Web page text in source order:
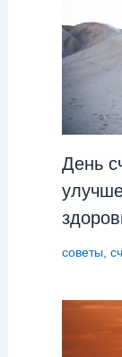
День
советы,